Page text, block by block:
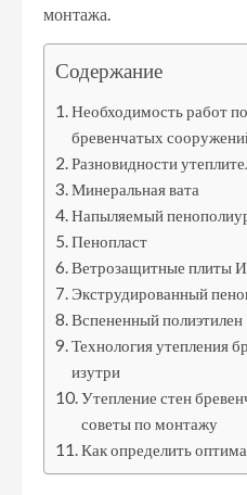
монтажа.
Содержание
Необходимость работ
бревенчатых
Разновидности
Минеральная вата
Напыляемый
Пенопласт
Ветрозащитные плиты
Экструдированный
Вспененный полиэтилен
Технология утепления
изутри
Утепление стен
советы по монтажу
Как определить